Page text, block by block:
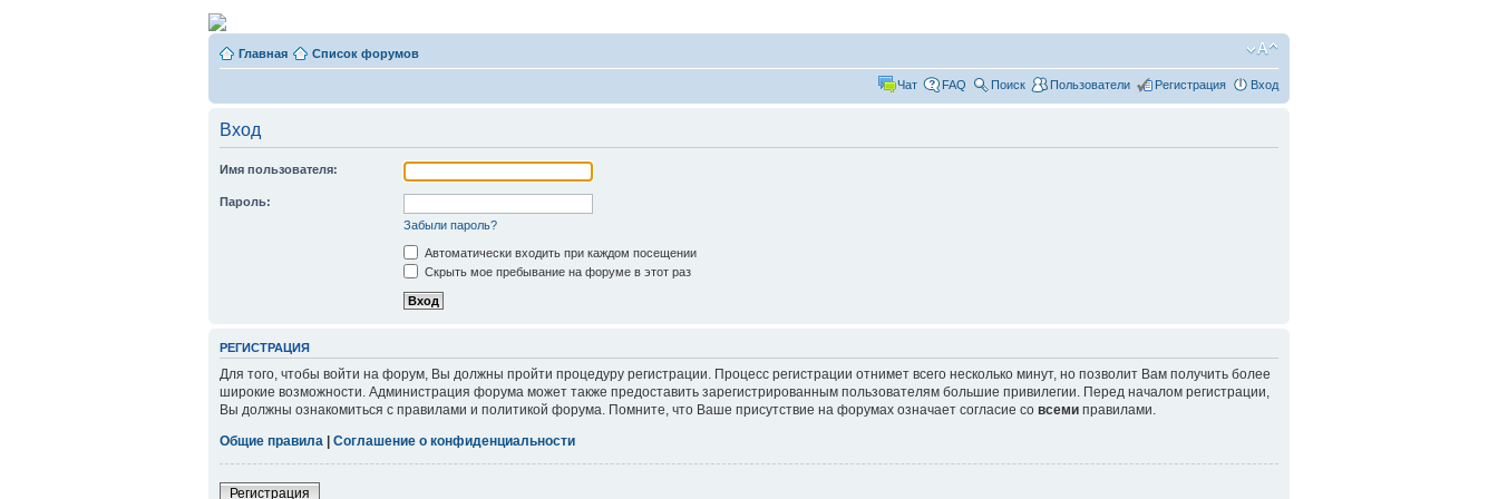
Главная Список форумов
Чат FAQ Поиск Пользователи Регистрация Вход
Вход
Имя пользователя:
Пароль:
Забыли пароль?
Автоматически входить при каждом посещении
Скрыть мое пребывание на форуме в этот раз
РЕГИСТРАЦИЯ
Для того, чтобы войти на форум, Вы должны пройти процедуру регистрации. Процесс регистрации отнимет всего несколько минут, но позволит Вам получить более
широкие возможности. Администрация форума может также предоставить зарегистрированным пользователям большие привилегии. Перед началом регистрации,
Вы должны ознакомиться с правилами и политикой форума. Помните, что Ваше присутствие на форумах означает согласие со всеми правилами.
Общие правила | Соглашение о конфиденциальности
Регистрация